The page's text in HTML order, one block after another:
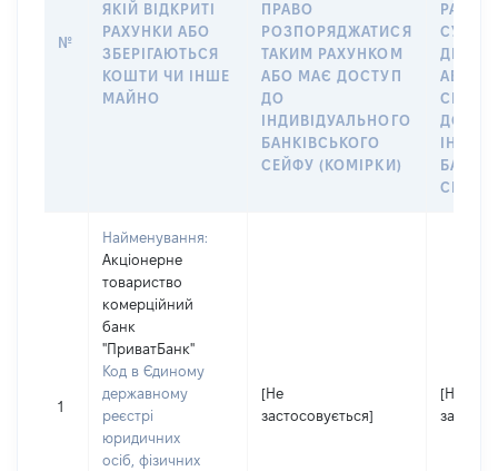
№
ЯКІЙ ВІДКРИТІ
РАХУНКИ АБО
ЗБЕРІГАЮТЬСЯ
КОШТИ ЧИ ІНШЕ
МАЙНО
ПРАВО
РОЗПОРЯДЖАТИСЯ
ТАКИМ РАХУНКОМ
АБО МАЄ ДОСТУП
ДО
ІНДИВІДУАЛЬНОГО
БАНКІВСЬКОГО
СЕЙФУ (КОМІРКИ)
АБО
СІМ’Ї
СЕЙФУ
1
Найменування:
Акціонерне
товариство
комерційний
банк
"ПриватБанк"
Код в Єдиному
державному
реєстрі
юридичних
осіб, фізичних
[Не
застосовується]
[Не